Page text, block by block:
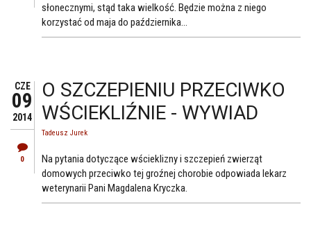
słonecznymi, stąd taka wielkość. Będzie można z niego
korzystać od maja do października...
CZE
09
2014
0
O SZCZEPIENIU PRZECIWKO
WŚCIEKLIŹNIE - WYWIAD
Tadeusz Jurek
Na pytania dotyczące wścieklizny i szczepień zwierząt
domowych przeciwko tej groźnej chorobie odpowiada lekarz
weterynarii Pani Magdalena Kryczka.